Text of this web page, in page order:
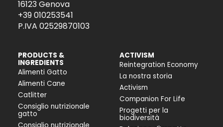
16123 Genova
+39 010253541
P.IVA 02529870103
PRODUCTS &
INGREDIENTS
Alimenti Gatto
Alimenti Cane
Catlitter
Consiglio nutrizionale
gatto
ACTIVISM
Reintegration Economy
La nostra storia
Activism
Companion For Life
Progetti per la
biodiversità